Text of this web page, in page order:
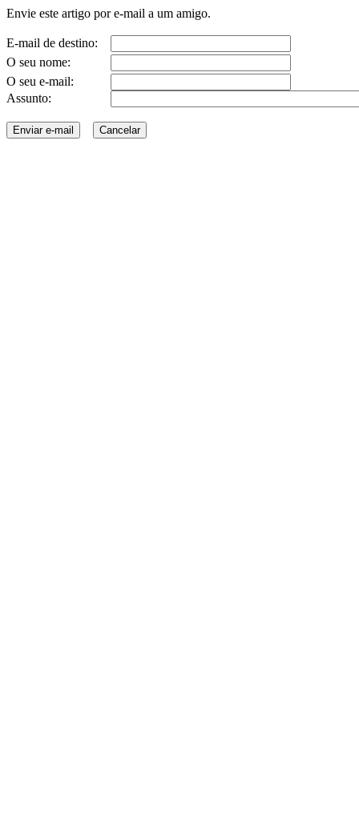
Envie este artigo por e-mail a um amigo.
E-mail de destino:
O seu nome:
O seu e-mail:
Assunto: